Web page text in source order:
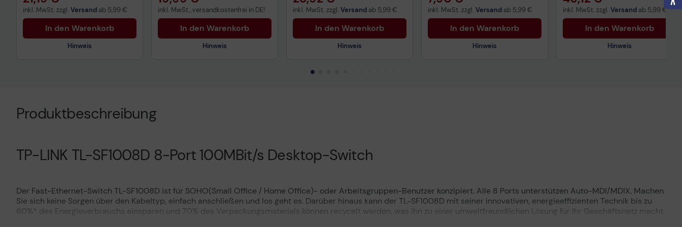
inkl. MwSt. zzgl. Versand ab 5,99 €
In den Warenkorb
Hinweis
gemäß der EU-
Datenverordnung
inkl. MwSt., versandkostenfrei in DE!
In den Warenkorb
Hinweis
inkl. MwSt. zzgl. Versand ab 5,99 €
In den Warenkorb
Hinweis
inkl. MwSt. zzgl. Versand ab 5,99 €
In den Warenkorb
Hinweis
inkl. MwSt. zzgl. Versand ab 5,99 €
In den Warenkorb
Hinweis
Produktbeschreibung
TP-LINK TL-SF1008D 8-Port 100MBit/s Desktop-Switch
Der Fast-Ethernet-Switch TL-SF1008D ist für SOHO(Small Office / Home Office)- oder Arbeitsgruppen-Benutzer konzipiert. Alle 8 Ports unterstützen Auto-MDI/MDIX. Machen
Sie sich keine Sorgen über den Kabeltyp, einfach anschließen und los geht es. Darüber hinaus kann der TL-SF1008D mit seiner innovativen, energieeffizienten Technik bis zu
60%* des Energieverbrauchs einsparen und 70% des Verpackungsmaterials können recycelt werden, was ihn zu einer umweltfreundlichen Lösung für Ihr Geschäftsnetz macht.